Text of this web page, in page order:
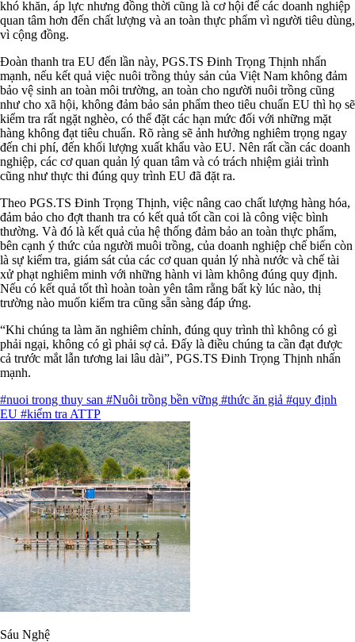
khó khăn, áp lực nhưng đồng thời cũng là cơ hội để các doanh nghiệp
quan tâm hơn đến chất lượng và an toàn thực phẩm vì người tiêu dùng,
vì cộng đồng.
Đoàn thanh tra EU đến lần này, PGS.TS Đinh Trọng Thịnh nhấn
mạnh, nếu kết quả việc nuôi trồng thủy sản của Việt Nam không đảm
bảo vệ sinh an toàn môi trường, an toàn cho người nuôi trồng cũng
như cho xã hội, không đảm bảo sản phẩm theo tiêu chuẩn EU thì họ sẽ
kiểm tra rất ngặt nghèo, có thể đặt các hạn mức đối với những mặt
hàng không đạt tiêu chuẩn. Rõ ràng sẽ ảnh hưởng nghiêm trọng ngay
đến chi phí, đến khối lượng xuất khẩu vào EU. Nên rất cần các doanh
nghiệp, các cơ quan quản lý quan tâm và có trách nhiệm giải trình
cũng như thực thi đúng quy trình EU đã đặt ra.
Theo PGS.TS Đinh Trọng Thịnh, việc nâng cao chất lượng hàng hóa,
đảm bảo cho đợt thanh tra có kết quả tốt cần coi là công việc bình
thường. Và đó là kết quả của hệ thống đảm bảo an toàn thực phẩm,
bên cạnh ý thức của người muôi trồng, của doanh nghiệp chế biến còn
là sự kiểm tra, giám sát của các cơ quan quản lý nhà nước và chế tài
xử phạt nghiêm minh với những hành vi làm không đúng quy định.
Nếu có kết quả tốt thì hoàn toàn yên tâm rằng bất kỳ lúc nào, thị
trường nào muốn kiểm tra cũng sẵn sàng đáp ứng.
“Khi chúng ta làm ăn nghiêm chỉnh, đúng quy trình thì không có gì
phải ngại, không có gì phải sợ cả. Đấy là điều chúng ta cần đạt được
cả trước mắt lẫn tương lai lâu dài”, PGS.TS Đinh Trọng Thịnh nhấn
mạnh.
#nuoi trong thuy san #Nuôi trồng bền vững #thức ăn giả #quy định
EU #kiểm tra ATTP
Sáu Nghệ